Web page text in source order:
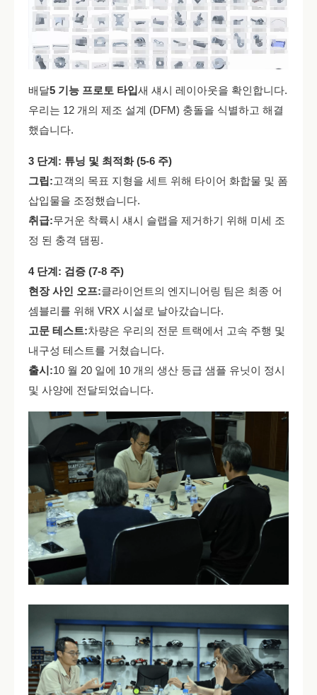
배달5 기능 프로토 타입새 섀시 레이아웃을 확인합니다.
우리는 12 개의 제조 설계 (DFM) 충돌을 식별하고 해결
했습니다.
3 단계: 튜닝 및 최적화 (5-6 주)
그립:고객의 목표 지형을 세트 위해 타이어 화합물 및 폼
삽입물을 조정했습니다.
취급:무거운 착륙시 섀시 슬랩을 제거하기 위해 미세 조
정 된 충격 댐핑.
4 단계: 검증 (7-8 주)
현장 사인 오프:클라이언트의 엔지니어링 팀은 최종 어
셈블리를 위해 VRX 시설로 날아갔습니다.
고문 테스트:차량은 우리의 전문 트랙에서 고속 주행 및
내구성 테스트를 거쳤습니다.
출시:10 월 20 일에 10 개의 생산 등급 샘플 유닛이 정시
및 사양에 전달되었습니다.